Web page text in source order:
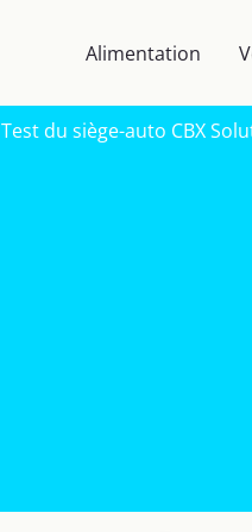
Alimentation
Test du siège-auto CBX